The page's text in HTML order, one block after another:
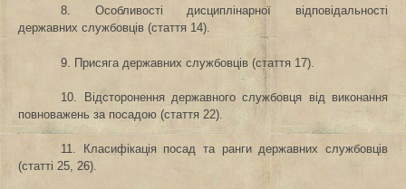
8. Особливості дисциплінарної відповідальності
державних службовців (стаття 14).
9. Присяга державних службовців (стаття 17).
10. Відсторонення державного службовця від виконання
повноважень за посадою (стаття 22).
11. Класифікація посад та ранги державних службовців
(статті 25, 26).